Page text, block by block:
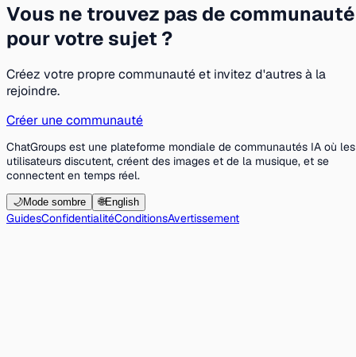
Vous ne trouvez pas de communauté
pour votre sujet ?
Créez votre propre communauté et invitez d'autres à la
rejoindre.
Créer une communauté
ChatGroups est une plateforme mondiale de communautés IA où les
utilisateurs discutent, créent des images et de la musique, et se
connectent en temps réel.
🌙Mode sombre 🌐English
GuidesConfidentialitéConditionsAvertissement